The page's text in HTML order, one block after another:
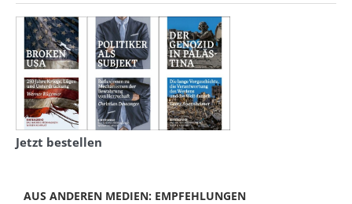
Jetzt bestellen
AUS ANDEREN MEDIEN: EMPFEHLUNGEN